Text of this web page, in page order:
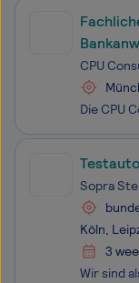
•
CPU
Sopra
Köln,
3